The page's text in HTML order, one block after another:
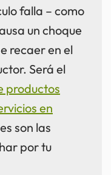
falla – como
un choque
recaer en el
Será el
productos
en
son las
por tu